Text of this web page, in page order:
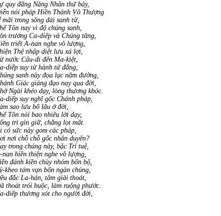
quy đấng Năng Nhân thứ bảy,
nói pháp Hiền Thánh Vô Thượng
mãi trong sông dài sanh tử,
Tôn nay vì độ chúng sanh,
trưởng Ca-diếp và Chúng tăng,
triết A-nan nghe vô lượng,
Thệ nhập diệt lưu xá lợi,
nước Câu-di đến Ma-kiệt,
diếp suy từ hành tứ đẳng,
sanh này đọa lạc năm đường,
Giác giảng đạo nay qua đời,
Ngài khéo dạy, lòng thương khóc.
diếp suy nghĩ gốc Chánh pháp,
sao lưu bố lâu ở đời,
Tôn nói bao nhiêu lời dạy,
trì gìn giữ, chẳng lọt mất.
có sức này gom các pháp,
nơi chỗ chỗ gốc nhân duyên?
trong chúng này, bậc Trí tuệ,
nan hiền thiện nghe vô lượng,
đánh kiền chùy nhóm bốn bộ,
kheo tám vạn bốn ngàn chúng,
đắc La-hán, tâm giải thoát,
thoát trói buộc, làm ruộng phước.
diếp thương xót cho người đời,